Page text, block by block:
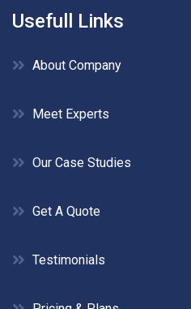
Usefull Links
About Company
Meet Experts
Our Case Studies
Get A Quote
Testimonials